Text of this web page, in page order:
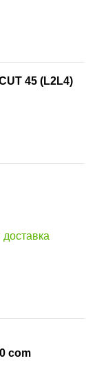
45 (L2L4)
com